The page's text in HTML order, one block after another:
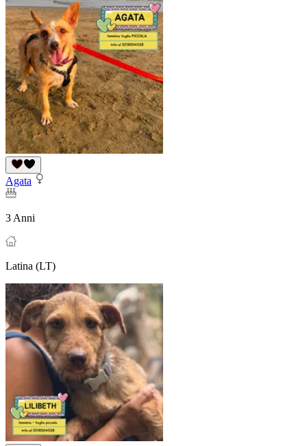
Agata
3 Anni
Latina (LT)